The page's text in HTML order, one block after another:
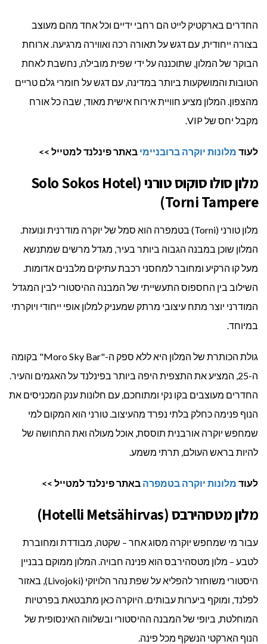
החדרים בארקטיק לייט הם רחבי ידיים וכל אחד מהם מעוצב
בצורה ייחודית, עם דגש על תאורה רכה ואווירה מרגיעה. ארוחת
הבוקר של המלון, שתוכננה על ידי שפית מובילה, נחשבת לאחת
הטובות והמושקעות ביותר במדינה, עם דגש על חומרי גלם טריים
מהצפון. המלון מציע חוויית אירוח אישית מאוד, שבה כל אורח
מקבל יחס של VIP.
לעוד מלונות יוקרה ברובניימי באתר פינלנד למטייל >>
מלון סולו סוקוס טורני (Solo Sokos Hotel
Torni Tampere)
מלון טורני (Torni) בטמפרה הוא סמל של יוקרה מודרנית ונועזת.
המלון שוכן במבנה הגבוה ביותר בעיר, מגדל מרשים שמתנשא
מעל קו הרקיע ומחובר למחסני רכבת עתיקים מלבנים אדומות.
השילוב בין החספוס התעשייתי של המבנה ההיסטורי לבין המגדל
המודרני יוצר מתח עיצובי מרתק שמעניק למלון אופי ייחודי ויוקרתי
במיוחד.
גולת הכותרת של המלון היא ללא ספק ה-"Moro Sky Bar" בקומה
ה-25, המציע את התצפית היפה ביותר בפינלנד על האגמים והעיר.
החדרים מעוצבים בקו נקי ומתוחכם, עם חלונות ענק המכניסים את
הנוף פנימה כחלק בלתי נפרד מהעיצוב. טורני הוא המקום למי
שמחפש יוקרה אורבנית תוססת, אוכל מעולה ואת התחושה של
להיות בראש העולם, תרתי משמע.
לעוד מלונות יוקרה בטמפרה באתר פינלנד למטייל >>
מלון מטסהירבס (Hotelli Metsähirvas)
עבור מי שמחפש יוקרה מסוג אחר – שקטה, מבודדת ומחוברת
לטבע – מלון מטסהירבס הוא פנינה חבויה. המלון ממוקם בבניין
היסטורי משוחזר להפליא על שפת נהר הלויוקי (Livojoki), באזור
לפלנד, ומוקף ביערות עבותים. היוקרה כאן מתבטאת בפרטיות
המוחלטת, ביופי של המבנה ההיסטורי ובשלווה האינסופית של
הנוף הארקטי הנשקף מכל פינה.